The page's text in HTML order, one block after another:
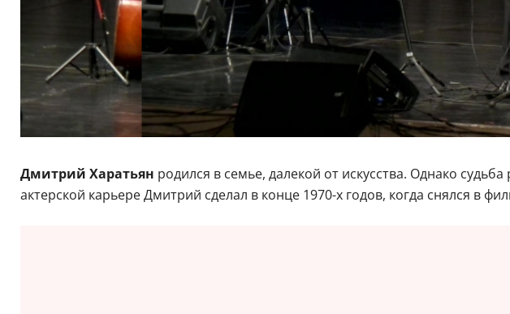
Дмитрий Харатьян родился в семье, далекой от искусства. Однако
актерской карьере Дмитрий сделал в конце 1970-х годов, когда снялся в